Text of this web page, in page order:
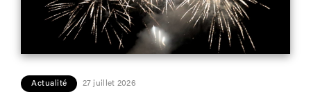
Actualité 27 juillet 2026